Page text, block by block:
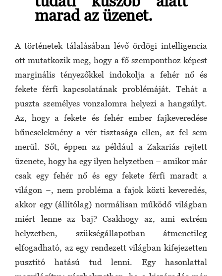
marad az üzenet.
A történetek tálalásában lévő ördögi intelligencia
ott mutatkozik meg, hogy a fő szemponthoz képest
marginális tényezőkkel indokolja a fehér nő és
fekete férfi kapcsolatának problémáját. Tehát a
puszta személyes vonzalomra helyezi a hangsúlyt.
Az, hogy a fekete és fehér ember fajkeveredése
bűncselekmény a vér tisztasága ellen, az fel sem
merül. Sőt, éppen az például a Zakariás rejtett
üzenete, hogy ha egy ilyen helyzetben − amikor már
csak egy fehér nő és egy fekete férfi maradt a
világon −, nem probléma a fajok közti keveredés,
akkor egy (állítólag) normálisan működő világban
miért lenne az baj? Csakhogy az, ami extrém
helyzetben, szükségállapotban átmenetileg
elfogadható, az egy rendezett világban kifejezetten
pusztító hatású tud lenni. Egy hasonlattal